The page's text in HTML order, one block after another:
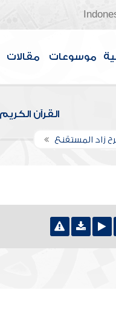
موسوعات مقالات
القرآن الكريم
زاد المستقنع